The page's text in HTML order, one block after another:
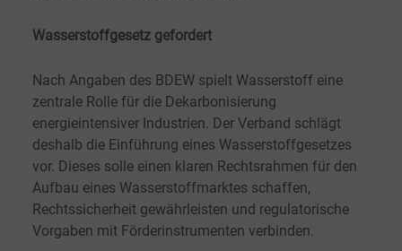
Wasserstoffgesetz gefordert
Nach Angaben des BDEW spielt Wasserstoff eine
zentrale Rolle für die Dekarbonisierung
energieintensiver Industrien. Der Verband schlägt
deshalb die Einführung eines Wasserstoffgesetzes
vor. Dieses solle einen klaren Rechtsrahmen für den
Aufbau eines Wasserstoffmarktes schaffen,
Rechtssicherheit gewährleisten und regulatorische
Vorgaben mit Förderinstrumenten verbinden.